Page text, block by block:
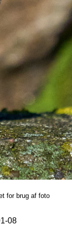
for brug af foto
08